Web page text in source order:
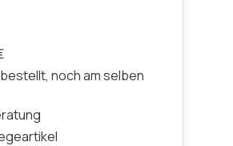
noch am selben